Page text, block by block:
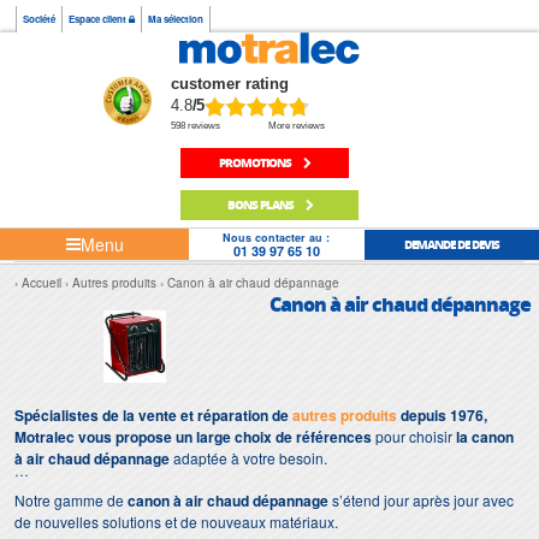
Société Espace client Ma sélection
customer rating
4.8/5
598 reviews More reviews
PROMOTIONS
BONS PLANS
Menu Nous contacter au :
01 39 97 65 10 DEMANDE DE DEVIS
Accueil Autres produits Canon à air chaud dépannage
Canon à air chaud dépannage
Spécialistes de la vente et réparation deautres produits depuis 1976,
Motralec vous propose un large choix de référencespour choisirla canon
à air chaud dépannageadaptée à votre besoin.
Notre gamme decanon à air chaud dépannages’étend jour après jour avec
de nouvelles solutions et de nouveaux matériaux.